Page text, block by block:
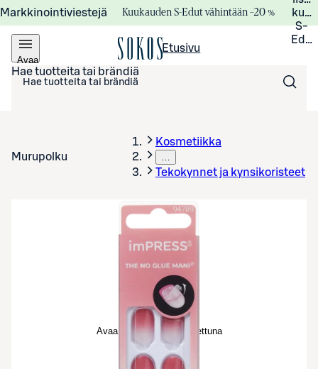
Markkinointiviestejä Kuukauden S-Edut vähintään –20 %
S-
Avaa
valikko
Etusivu
Hae tuotteita tai brändiä
Murupolku
Kosmetiikka
…
Tekokynnet ja kynsikoristeet
Avaa tuotekuva suurennettuna